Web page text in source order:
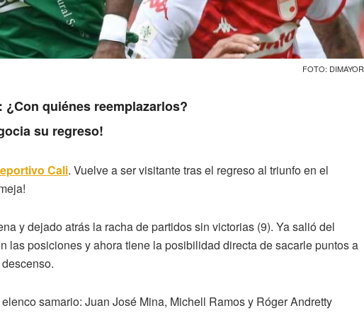
FOTO: DIMAYOR
quiénes reemplazarlos?
su regreso!
Cali. Vuelve a ser visitante tras el regreso al triunfo en el
y dejado atrás la racha de partidos sin victorias (9). Ya salió del
las posiciones y ahora tiene la posibilidad directa de sacarle puntos a
samario: Juan José Mina, Michell Ramos y Róger Andretty